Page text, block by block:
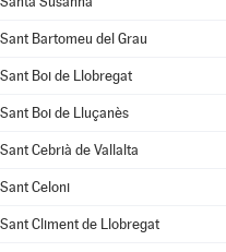
Sant Bartomeu del Grau
Sant Boi de Llobregat
Sant Boi de Lluçanès
Sant Cebrià de Vallalta
Sant Celoni
Sant Climent de Llobregat